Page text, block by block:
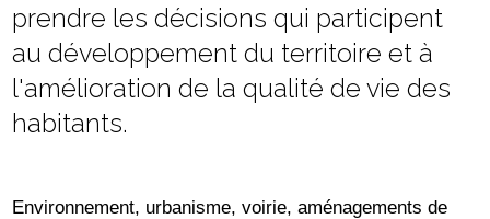
prendre les décisions qui participent
au développement du territoire et à
l'amélioration de la qualité de vie des
habitants.
Environnement, urbanisme, voirie, aménagements de